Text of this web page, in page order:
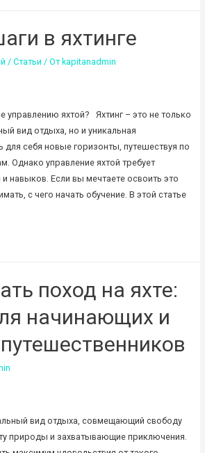
в яхтинге
/ Статьи / От kapitanadmin
управлению яхтой? Яхтинг – это не только
вид отдыха, но и уникальная
себя новые горизонты, путешествуя по
Однако управление яхтой требует
навыков. Если вы мечтаете освоить это
с чего начать обучение. В этой статье
поход на яхте:
начинающих и
вид отдыха, совмещающий свободу
природы и захватывающие приключения.